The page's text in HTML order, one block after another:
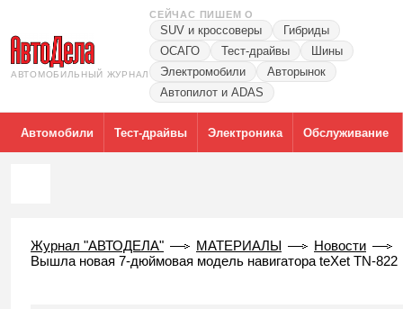
АВТОМОБИЛЬНЫЙ ЖУРНАЛ
СЕЙЧАС ПИШЕМ О
SUV и кроссоверы
Гибриды
ОСАГО
Тест-драйвы
Шины
Электромобили
Авторынок
Автопилот и ADAS
Автомобили Тест-драйвы Электроника Обслуживание
Журнал "АВТОДЕЛА" МАТЕРИАЛЫ
Новости
Вышла новая 7-дюймовая модель навигатора teXet TN-822